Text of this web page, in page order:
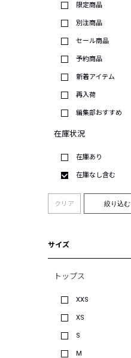
限定商品
別注商品
セール商品
予約商品
新着アイテム
再入荷
編集部おすすめ
在庫状況
在庫あり
在庫なし含む
クリア 絞り込む
サイズ
トップス
XXS
XS
S
M